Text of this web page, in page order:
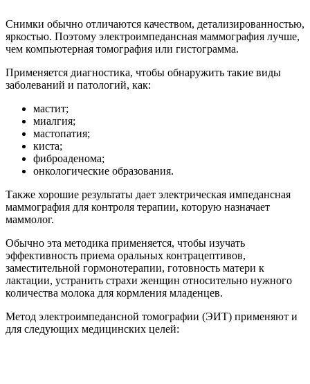
Снимки обычно отличаются качеством, детализированностью,
яркостью. Поэтому электроимпедансная маммография лучше,
чем компьютерная томография или гистограмма.
Применяется диагностика, чтобы обнаружить такие виды
заболеваний и патологий, как:
мастит;
миалгия;
мастопатия;
киста;
фиброаденома;
онкологические образования.
Также хорошие результаты дает электрическая импедансная
маммография для контроля терапии, которую назначает
маммолог.
Обычно эта методика применяется, чтобы изучать
эффективность приема оральных контрацептивов,
заместительной гормонотерапии, готовность матери к
лактации, устранить страхи женщин относительно нужного
количества молока для кормления младенцев.
Метод электроимпедансной томографии (ЭИТ) применяют и
для следующих медицинских целей: